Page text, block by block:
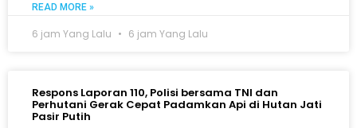
READ MORE »
6 jam Yang Lalu 6 jam Yang Lalu
Respons Laporan 110, Polisi bersama TNI dan
Perhutani Gerak Cepat Padamkan Api di Hutan Jati
Pasir Putih